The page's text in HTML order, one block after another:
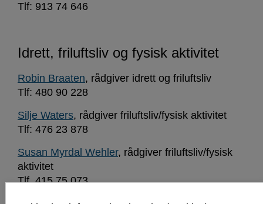
Tlf: 913 74 646
Idrett, friluftsliv og fysisk aktivitet
Robin Braaten, rådgiver idrett og friluftsliv
Tlf: 480 90 228
Silje Waters, rådgiver friluftsliv/fysisk aktivitet
Tlf: 476 23 878
Susan Myrdal Wehler, rådgiver friluftsliv/fysisk
aktivitet
Tlf. 415 75 073